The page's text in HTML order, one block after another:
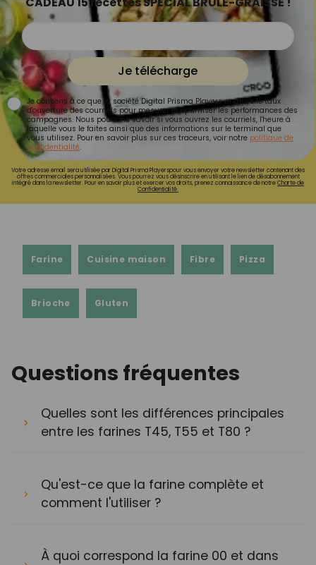
Je télécharge
Je consens à ce que la société Digital Prisma Players analyse le taux
d'ouverture des courriels pour mesurer et optimiser les performances des
campagnes. Nous pourrons savoir si vous ouvrez les courriels, l'heure à
laquelle vous le faites ainsi que des informations sur le terminal que
vous utilisez. Pour en savoir plus sur ces traceurs, voir notre politique de
confidentialité.
Votre adresse email sera utilisée par Digital Prisma Playerspour vous envoyer votre newsletter contenant des
offres commerciales personnalisées. Vous pourrez vous désinscrire en utilisant le lien de désabonnement
intégré dans la newsletter. Pour en savoir plus et exercer vos droits, prenez connaissance de notreCharte de
Confidentialité.
Farine Cuisine maison Fibre Pizza
Brioche Gluten
Questions fréquentes
Quelles sont les différences principales
entre les farines T45, T55 et T80 ?
Qu'est-ce que la farine complète et
comment l'utiliser ?
À quoi correspond la farine 00 et dans